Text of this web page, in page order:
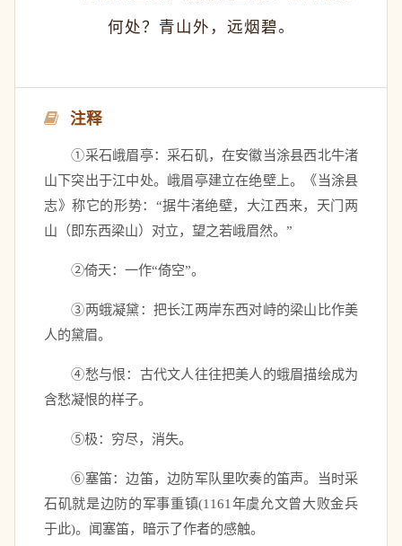
何处？青山外，远烟碧。
注释
①采石峨眉亭：采石矶，在安徽当涂县西北牛渚
山下突出于江中处。峨眉亭建立在绝壁上。《当涂县
志》称它的形势：“据牛渚绝壁，大江西来，天门两
山（即东西梁山）对立，望之若峨眉然。”
②倚天：一作“倚空”。
③两蛾凝黛：把长江两岸东西对峙的梁山比作美
人的黛眉。
④愁与恨：古代文人往往把美人的蛾眉描绘成为
含愁凝恨的样子。
⑤极：穷尽，消失。
⑥塞笛：边笛，边防军队里吹奏的笛声。当时采
石矶就是边防的军事重镇(1161年虞允文曾大败金兵
于此)。闻塞笛，暗示了作者的感触。